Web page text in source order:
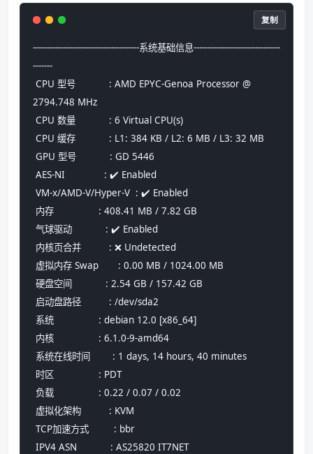
--------------------------------------系统基础信息-------------------------------
-------
2794.748 MHz
CPU 数量            : 6 Virtual CPU(s)
CPU 缓存            : L1: 384 KB / L2: 6 MB / L3: 32 MB
GPU 型号            : GD 5446
AES-NI              : ✔️ Enabled
VM-x/AMD-V/Hyper-V  : ✔️ Enabled
内存                : 408.41 MB / 7.82 GB
气球驱动            : ✔️ Enabled
内核页合并          : ❌ Undetected
虚拟内存 Swap       : 0.00 MB / 1024.00 MB
硬盘空间            : 2.54 GB / 157.42 GB
启动盘路径          : /dev/sda2
系统                : debian 12.0 [x86_64]
内核                : 6.1.0-9-amd64
系统在线时间        : 1 days, 14 hours, 40 minutes
时区                : PDT
负载                : 0.22 / 0.07 / 0.02
虚拟化架构          : KVM
TCP加速方式         : bbr
IPV4 ASN            : AS25820 IT7NET
复制